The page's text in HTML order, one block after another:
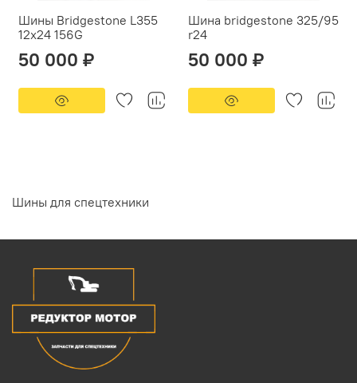
Шины Bridgestone L355
12x24 156G
50 000 ₽
Шина bridgestone 325/95
r24
50 000 ₽
Шины для спецтехники